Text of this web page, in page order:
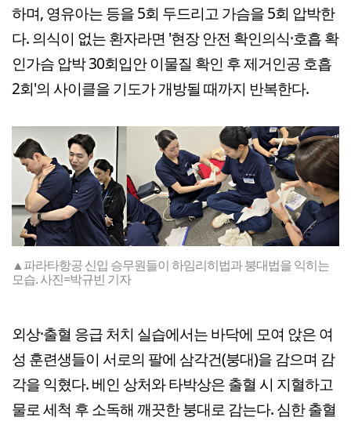
하며, 영유아는 등을 5회 두드리고 가슴을 5회 압박한
다. 의식이 없는 환자라면 '현장 안전 확인의식·호흡 확
인가슴 압박 30회입안 이물질 확인 후 제거인공 호흡
2회'의 사이클을 기도가 개방될 때까지 반복한다.
▲파라타항공 신입 승무원들이 하임리히법과 붕대법을 익히는
모습. 사진=박규빈 기자
외상·출혈 응급 처치 실습에서는 바닥에 모여 앉은 여
성 훈련생들이 서로의 팔에 삼각건(붕대)을 감으며 감
각을 익혔다. 베인 상처와 타박상은 출혈 시 지혈하고
물로 세척 후 소독해 깨끗한 붕대로 감는다. 심한 출혈